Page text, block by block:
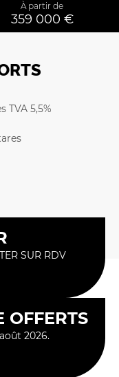
À partir de
359 000 €
TVA 5,5%
SUR RDV
OFFERTS
2026.